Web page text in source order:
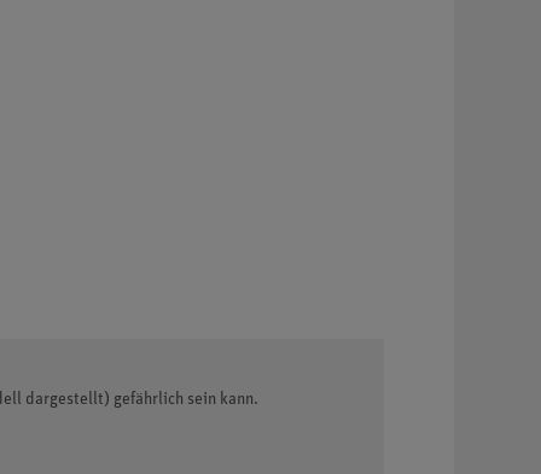
dargestellt) gefährlich sein kann.